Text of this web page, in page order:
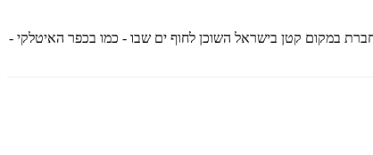
במקום קטן בישראל השוכן לחוף ים שבו - כמו בכפר האיטלקי -